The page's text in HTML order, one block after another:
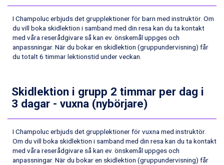
Sestriere från 6.945 kr.
Ischgl från 11.295 kr.
Wagrain från 7.095 kr.
Fieberbrunn från 9.645 kr.
Val Thorens från 8.395 kr.
St. Anton från 11.245 kr.
Livigno från 5.595 kr.
Ponte di Legno från 7.395 kr.
Alleghe från 8.545 kr.
Bad Gastein från 6.295 kr.
Arabba från 11.045 kr.
La Thuile från 7.045 kr.
I Champoluc erbjuds det grupplektioner för barn med instruktör. Om
du vill boka skidlektion i samband med din resa kan du ta kontakt
med våra reserådgivare så kan ev. önskemål uppges och
anpassningar. När du bokar en skidlektion (gruppundervisning) får
du totalt 6 timmar lektionstid under veckan.
Skidlektion i grupp 2 timmar per dag i
3 dagar - vuxna (nybörjare)
I Champoluc erbjuds det grupplektioner för vuxna med instruktör.
Om du vill boka skidlektion i samband med din resa kan du ta kontakt
med våra reserådgivare så kan ev. önskemål uppges och
anpassningar. När du bokar en skidlektion (gruppundervisning) får